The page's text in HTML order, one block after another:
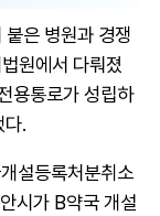
은 병원과 경쟁
원에서 다뤄졌
용통로가 성립하
다.
설등록처분취소
시가 B약국 개설